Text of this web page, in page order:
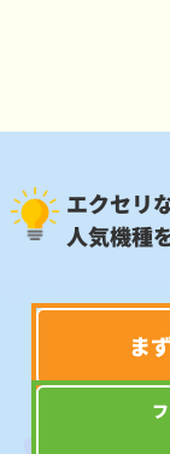
エクセリ
人気機種
ま